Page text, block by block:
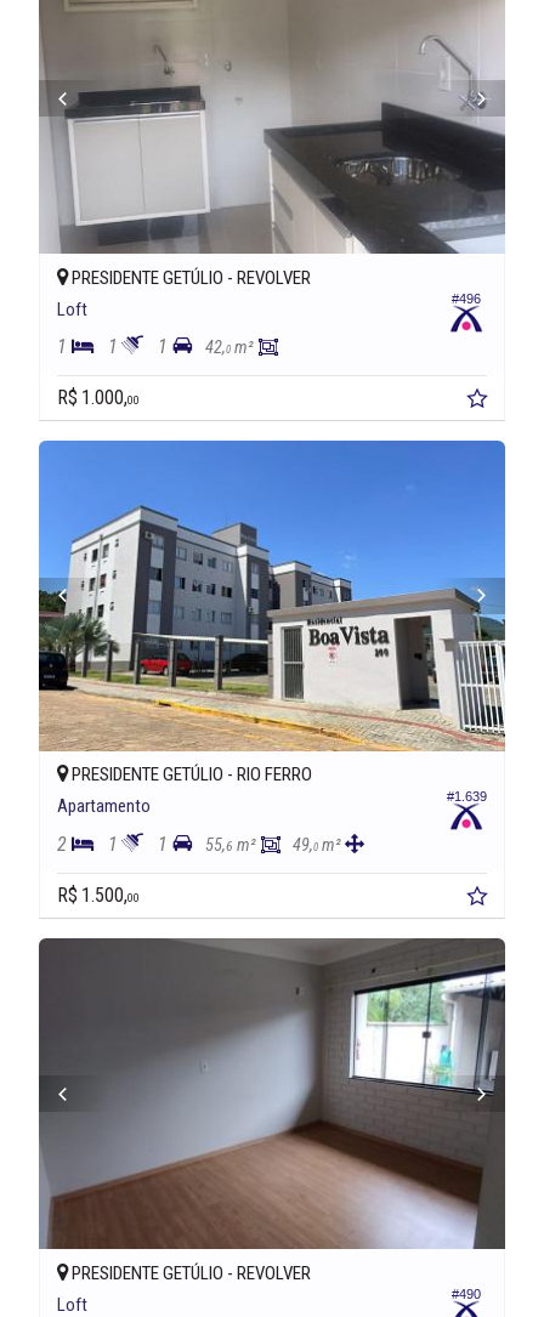
#496
PRESIDENTE GETÚLIO - REVOLVER
Loft
1 1 1 42,0 m²
R$ 1.000,00
#1.639
PRESIDENTE GETÚLIO - RIO FERRO
Apartamento
2 1 1 55,6 m² 49,0 m²
R$ 1.500,00
#490
PRESIDENTE GETÚLIO - REVOLVER
Loft